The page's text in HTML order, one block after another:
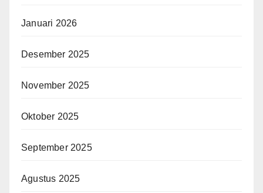
Januari 2026
Desember 2025
November 2025
Oktober 2025
September 2025
Agustus 2025